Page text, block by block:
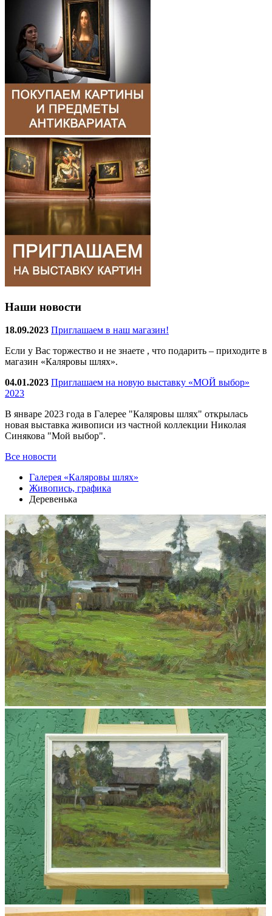
Наши новости
18.09.2023 Приглашаем в наш магазин!
Если у Вас торжество и не знаете , что подарить – приходите в
магазин «Каляровы шлях».
04.01.2023 Приглашаем на новую выставку «МОЙ выбор»
2023
В январе 2023 года в Галерее "Каляровы шлях" открылась
новая выставка живописи из частной коллекции Николая
Синякова "Мой выбор".
Все новости
Галерея «Каляровы шлях»
Живопись, графика
Деревенька